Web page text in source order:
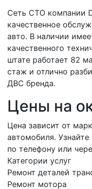
Сеть СТО компании
качественное
авто. В наличии
качественного
штате работает 82
стаж и отлично
ДВС бренда.
Цены на
Цена зависит от
автомобиля.
по телефону или
Категории услуг
Ремонт деталей
Ремонт мотора